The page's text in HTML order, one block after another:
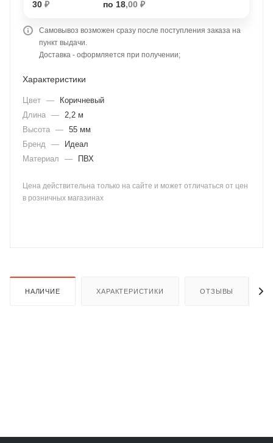
30 ₽ по 18,00 ₽
Самовывоз возможен сразу после поступления заказа на
пункт выдачи.
Доставка - оформляется при получении;
Характеристики
Цвет —
Коричневый
Длина — 2,2 м
Высота — 55 мм
Бренд —
Идеал
Материал
— ПВХ
Цена действительна только на сайте и может отличаться от цен
в розничных магазинах
НАЛИЧИЕ ХАРАКТЕРИСТИКИ ОТЗЫВЫ
раз в 2 недели